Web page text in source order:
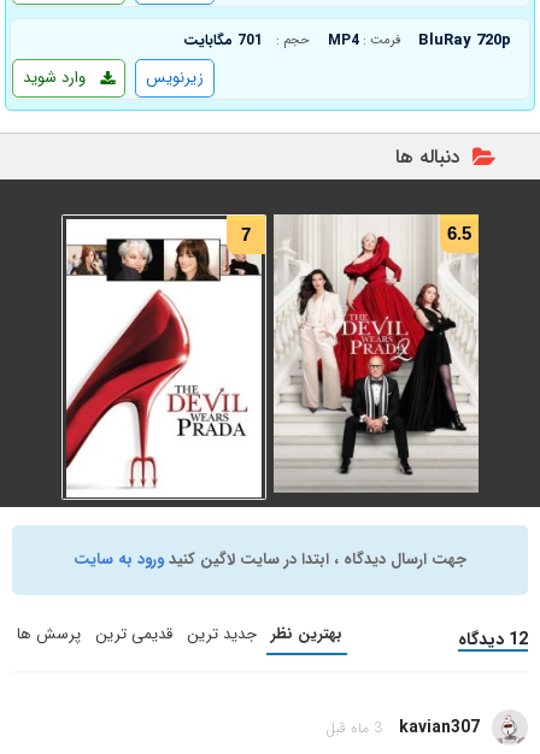
BluRay 720p فرمت : MP4 حجم : 701 مگابایت
وارد شوید زیرنویس
دنباله ها
6.5
The Devil Wears Prada 2
(2026)
کمدی,
دوبله فارسی
7
The Devil Wears Pradaجهت ارسال دیدگاه ، ابتدا در سایت لاگین کنیدورود به سایت
12 دیدگاه بهترین نظر جدید ترین قدیمی ترین پرسش ها
kavian307 3 ماه قبل